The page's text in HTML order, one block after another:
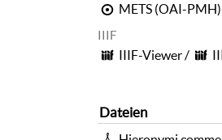
METS (OAI-PMH)
IIIF
IIIF-Viewer/
Dateien